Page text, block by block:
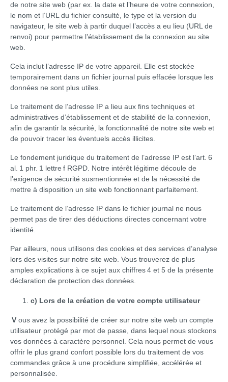
de notre site web (par ex. la date et l’heure de votre connexion,
le nom et l’URL du fichier consulté, le type et la version du
navigateur, le site web à partir duquel l’accès a eu lieu (URL de
renvoi) pour permettre l’établissement de la connexion au site
web.
Cela inclut l’adresse IP de votre appareil. Elle est stockée
temporairement dans un fichier journal puis effacée lorsque les
données ne sont plus utiles.
Le traitement de l’adresse IP a lieu aux fins techniques et
administratives d’établissement et de stabilité de la connexion,
afin de garantir la sécurité, la fonctionnalité de notre site web et
de pouvoir tracer les éventuels accès illicites.
Le fondement juridique du traitement de l’adresse IP est l’art. 6
al. 1 phr. 1 lettre f RGPD. Notre intérêt légitime découle de
l’exigence de sécurité susmentionnée et de la nécessité de
mettre à disposition un site web fonctionnant parfaitement.
Le traitement de l’adresse IP dans le fichier journal ne nous
permet pas de tirer des déductions directes concernant votre
identité.
Par ailleurs, nous utilisons des cookies et des services d’analyse
lors des visites sur notre site web. Vous trouverez de plus
amples explications à ce sujet aux chiffres 4 et 5 de la présente
déclaration de protection des données.
c) Lors de la création de votre compte utilisateur
V ous avez la possibilité de créer sur notre site web un compte
utilisateur protégé par mot de passe, dans lequel nous stockons
vos données à caractère personnel. Cela nous permet de vous
offrir le plus grand confort possible lors du traitement de vos
commandes grâce à une procédure simplifiée, accélérée et
personnalisée.